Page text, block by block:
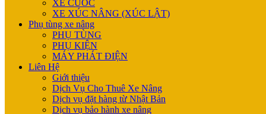
XE CUỐC
XE XÚC NÂNG (XÚC LẬT)
Phụ tùng xe nâng
PHỤ TÙNG
PHỤ KIỆN
MÁY PHÁT ĐIỆN
Liên Hệ
Giới thiệu
Dịch Vụ Cho Thuê Xe Nâng
Dịch vụ đặt hàng từ Nhật Bản
Dịch vụ bảo hành xe nâng